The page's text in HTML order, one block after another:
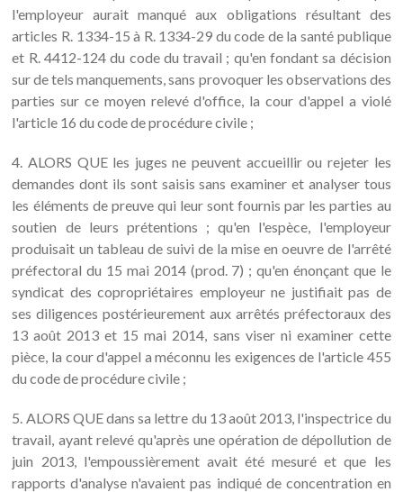
l'employeur aurait manqué aux obligations résultant des
articles R. 1334-15 à R. 1334-29 du code de la santé publique
et R. 4412-124 du code du travail ; qu'en fondant sa décision
sur de tels manquements, sans provoquer les observations des
parties sur ce moyen relevé d'office, la cour d'appel a violé
l'article 16 du code de procédure civile ;
4. ALORS QUE les juges ne peuvent accueillir ou rejeter les
demandes dont ils sont saisis sans examiner et analyser tous
les éléments de preuve qui leur sont fournis par les parties au
soutien de leurs prétentions ; qu'en l'espèce, l'employeur
produisait un tableau de suivi de la mise en oeuvre de l'arrêté
préfectoral du 15 mai 2014 (prod. 7) ; qu'en énonçant que le
syndicat des copropriétaires employeur ne justifiait pas de
ses diligences postérieurement aux arrêtés préfectoraux des
13 août 2013 et 15 mai 2014, sans viser ni examiner cette
pièce, la cour d'appel a méconnu les exigences de l'article 455
du code de procédure civile ;
5. ALORS QUE dans sa lettre du 13 août 2013, l'inspectrice du
travail, ayant relevé qu'après une opération de dépollution de
juin 2013, l'empoussièrement avait été mesuré et que les
rapports d'analyse n'avaient pas indiqué de concentration en